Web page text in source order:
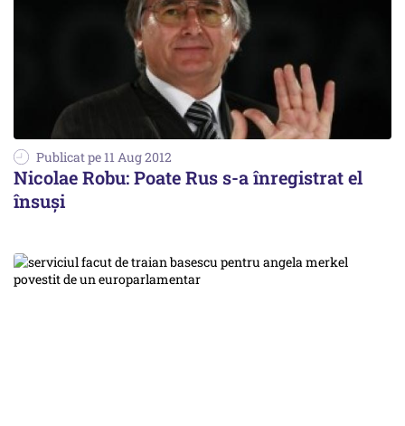
Publicat pe 11 Aug 2012
Nicolae Robu: Poate Rus s-a înregistrat el
însuși